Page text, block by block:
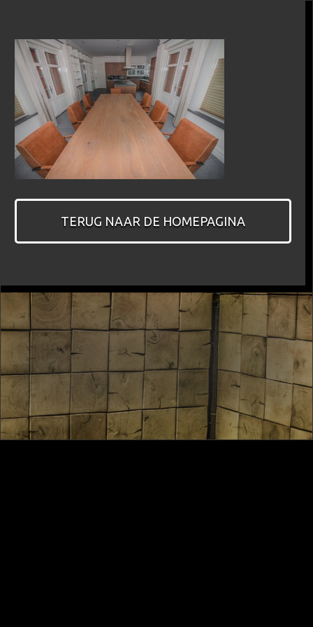
TERUG NAAR DE HOMEPAGINA